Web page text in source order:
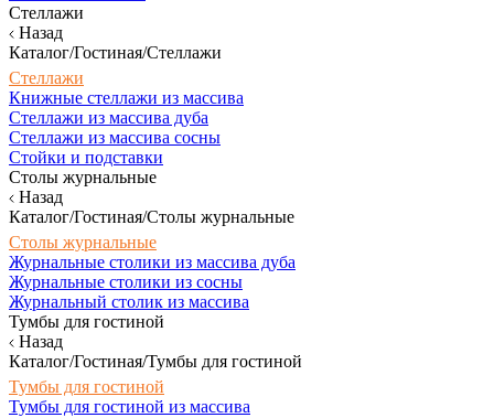
Стеллажи
Назад
Каталог/Гостиная/Стеллажи
Стеллажи
Книжные стеллажи из массива
Стеллажи из массива дуба
Стеллажи из массива сосны
Стойки и подставки
Столы журнальные
Назад
Каталог/Гостиная/Столы журнальные
Столы журнальные
Журнальные столики из массива дуба
Журнальные столики из сосны
Журнальный столик из массива
Тумбы для гостиной
Назад
Каталог/Гостиная/Тумбы для гостиной
Тумбы для гостиной
Тумбы для гостиной из массива